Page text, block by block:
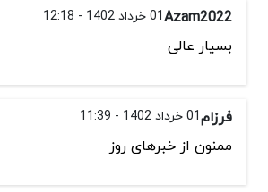
Azam202201 خرداد 1402 - 12:18
بسیار عالی
فرزام01 خرداد 1402 - 11:39
ممنون از خبرهای روز